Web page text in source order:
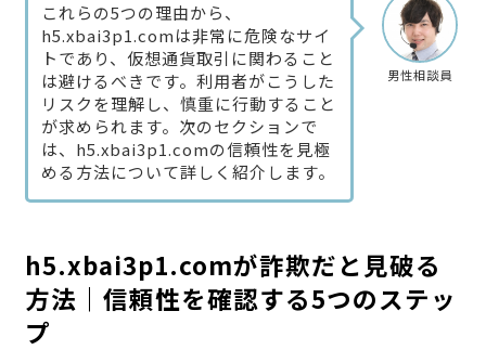
男性相談員
これらの5つの理由から、
h5.xbai3p1.comは非常に危険なサイ
トであり、仮想通貨取引に関わること
は避けるべきです。利用者がこうした
リスクを理解し、慎重に行動すること
が求められます。次のセクションで
は、h5.xbai3p1.comの信頼性を見極
める方法について詳しく紹介します。
h5.xbai3p1.comが詐欺だと見破る
方法｜信頼性を確認する5つのステッ
プ